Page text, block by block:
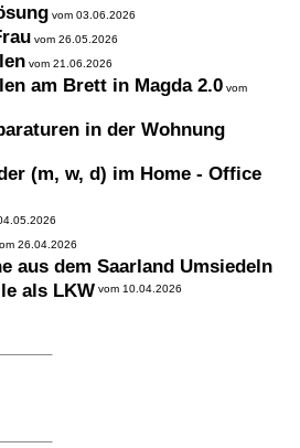
vom 03.06.2026
vom 26.05.2026
vom 21.06.2026
am Brett in Magda 2.0 vom
in der Wohnung
(m, w, d) im Home - Office
26.04.2026
aus dem Saarland Umsiedeln
als LKW vom 10.04.2026